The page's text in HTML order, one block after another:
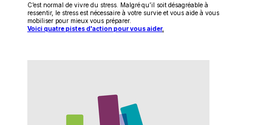
C’est normal de vivre du stress. Malgré qu’il soit désagréable à
ressentir, le stress est nécessaire à votre survie et vous aide à vous
mobiliser pour mieux vous préparer.
Voici quatre pistes d'action pour vous aider.